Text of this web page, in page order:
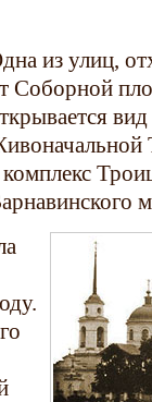
из улиц,
Соборной
комплекс